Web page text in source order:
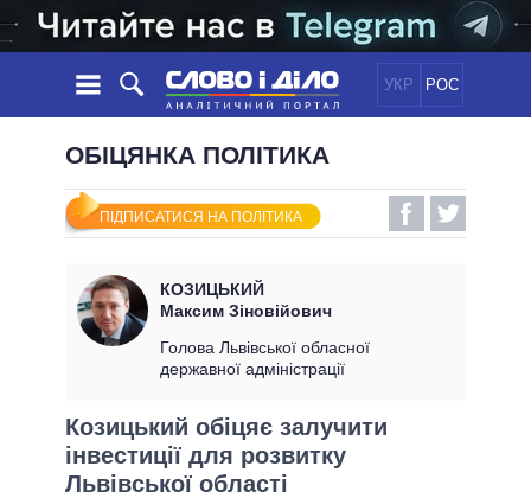
УКР РОС
НОВИНИ
СТРІЧКА
ПОДІЇ
СТАТТІ
ДУМКИ
ОГЛЯДИ
ДАЙДЖЕСТИ
ПОЛІТИКА
ЕКОНОМІКА
СВІТ
ОБIЦЯНКИ
УСІ ПОЛІТИКИ
ПРЕЗИДЕНТ І ОФІС
ВЕРХОВНА РАДА
ГОЛОВИ ОБЛАДМІНІСТРАЦІЙ
МЕРИ МІСТ
ІНФОГРАФІКА
ВІДЕО
ПОРІВНЯННЯ ПОЛІТИКІВ
ОБІЦЯНКА ПОЛІТИКА
ПІДПИСАТИСЯ НА ПОЛІТИКА
КОЗИЦЬКИЙ
Максим Зіновійович
Голова Львівської обласної
державної адміністрації
Козицький обіцяє залучити
інвестиції для розвитку
Львівської області